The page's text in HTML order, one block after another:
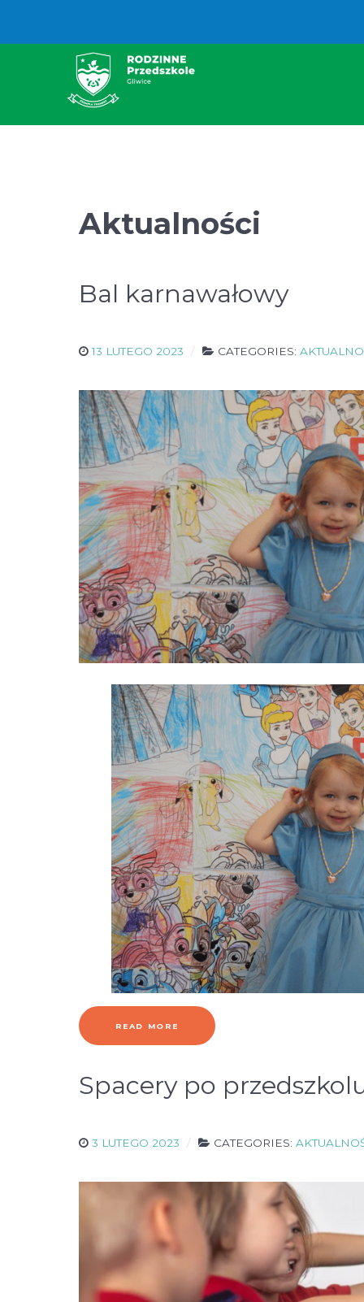
Aktualności
Bal karnawałowy
13 LUTEGO 2023 CATEGORIES:
READ MORE
Spacery po
3 LUTEGO 2023 CATEGORIES: